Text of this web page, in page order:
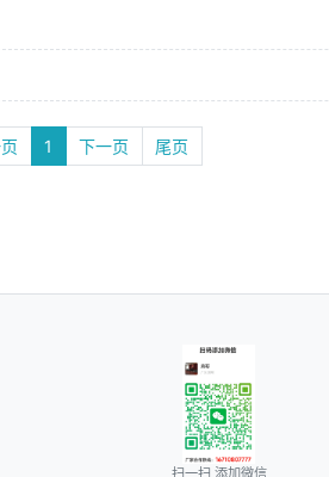
1 下一页 尾页
扫一扫 添加微信